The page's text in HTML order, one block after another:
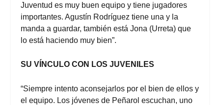
Juventud es muy buen equipo y tiene jugadores
importantes. Agustín Rodríguez tiene una y la
manda a guardar, también está Jona (Urreta) que
lo está haciendo muy bien”.
SU VÍNCULO CON LOS JUVENILES
“Siempre intento aconsejarlos por el bien de ellos y
el equipo. Los jóvenes de Peñarol escuchan, uno